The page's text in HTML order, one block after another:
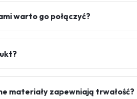
warto go połączyć?
materiały zapewniają trwałość?